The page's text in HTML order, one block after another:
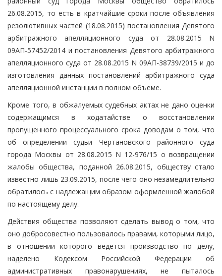
26.08.2015, то есть в кратчайшие сроки после объявления
резолютивных частей (18.08.2015) постановления Девятого
арбитражного апелляционного суда от 28.08.2015 N
09АП-57452/2014 и постановления Девятого арбитражного
апелляционного суда от 28.08.2015 N 09АП-38739/2015 и до
изготовления данных постановлений арбитражного суда
апелляционной инстанции в полном объеме.
Кроме того, в обжалуемых судебных актах не дано оценки
содержащимся в ходатайстве о восстановлении
пропущенного процессуального срока доводам о том, что
об определении судьи Чертановского районного суда
города Москвы от 28.08.2015 N 12-976/15 о возвращении
жалобы общества, поданной 26.08.2015, обществу стало
известно лишь 23.09.2015, после чего оно незамедлительно
обратилось с надлежащим образом оформленной жалобой
по настоящему делу.
Действия общества позволяют сделать вывод о том, что
оно добросовестно пользовалось правами, которыми лицо,
в отношении которого ведется производство по делу,
наделено Кодексом Российской Федерации об
административных правонарушениях, не пыталось